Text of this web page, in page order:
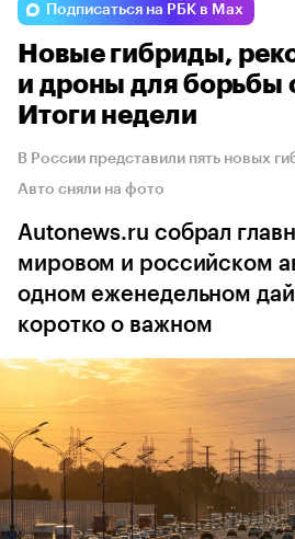
Подписаться на РБК в Max
Новые гибриды,
и дроны для борьбы
Итоги недели
В России представили пять новых
Авто сняли на фото
Autonews.ru собрал
мировом и российском
одном еженедельном
коротко о важном